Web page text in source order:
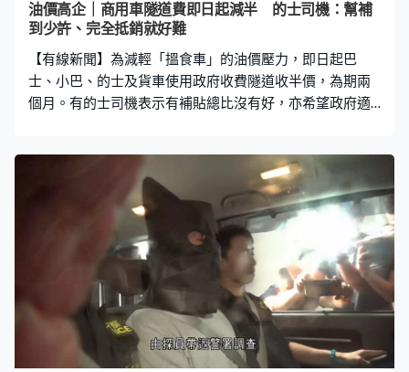
油價高企｜商用車隧道費即日起減半 的士司機：幫補
到少許、完全抵銷就好難
【有線新聞】為減輕「搵食車」的油價壓力，即日起巴
士、小巴、的士及貨車使用政府收費隧道收半價，為期兩
個月。有的士司機表示有補貼總比沒有好，亦希望政府適
只要12.5元。附近的士站大排車龍，有司機稱生意淡薄，
有補貼始終是好事。的士司機莫先生：「幫補到少許，完
全抵銷就很難，因為外面都很靜，你看很多車在排隊。
（覺得個措施兩個月是否足夠？）我相信會適時調整，政
府會做些事，怎麼也要交差。」 的士司機余先生：「現時
石油氣價要四毫多，我入了260多元石油氣，下個月據說
要加到六毫，四毫我都已經要付260多元，下個月如果六
毫多，六毫多的時候，我都不知道如何計算，可能去到
300至400元。」 隧道費半價只補貼司機，乘客要支付原
價，為避免爭拗，運輸署在的士車廂以及的士車隊平台頁